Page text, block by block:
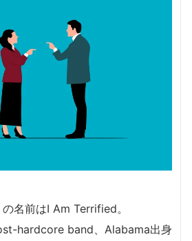
名前はI Am Terrified。
hardcore band、Alabama出身